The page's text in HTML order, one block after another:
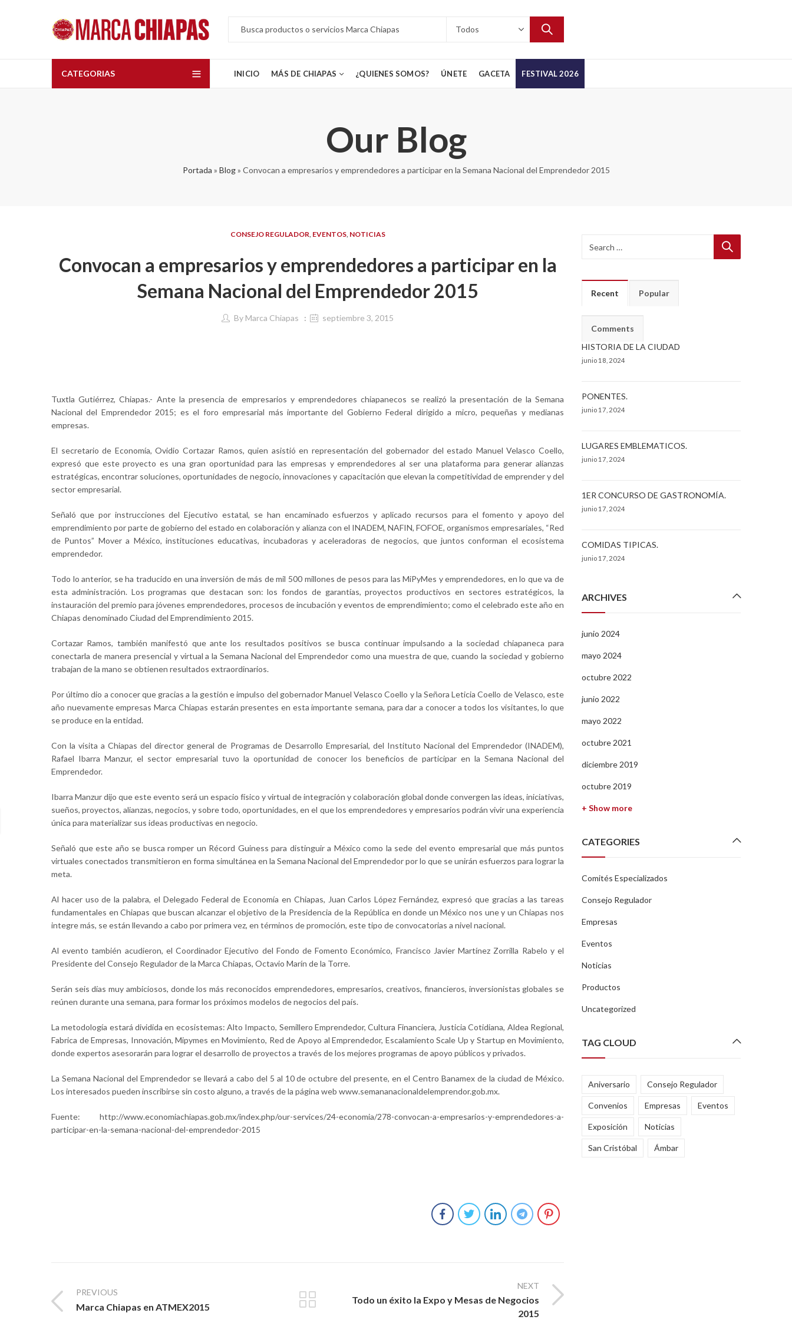
CATEGORIAS INICIO MÁS DE CHIAPAS ¿QUIENES SOMOS? ÚNETE GACETA FESTIVAL 2026
Our Blog
Portada » Blog» Convocan a empresarios y emprendedores a participar en la Semana Nacional del Emprendedor 2015
CONSEJO REGULADOR, EVENTOS, NOTICIAS
Convocan a empresarios y emprendedores a participar en la
Semana Nacional del Emprendedor 2015
By Marca Chiapas septiembre 3, 2015
Tuxtla Gutiérrez, Chiapas.- Ante la presencia de empresarios y emprendedores chiapanecos se realizó la presentación de la Semana
Nacional del Emprendedor 2015; es el foro empresarial más importante del Gobierno Federal dirigido a micro, pequeñas y medianas
empresas.
El secretario de Economía, Ovidio Cortazar Ramos, quien asistió en representación del gobernador del estado Manuel Velasco Coello,
expresó que este proyecto es una gran oportunidad para las empresas y emprendedores al ser una plataforma para generar alianzas
estratégicas, encontrar soluciones, oportunidades de negocio, innovaciones y capacitación que elevan la competitividad de emprender y del
sector empresarial.
Señaló que por instrucciones del Ejecutivo estatal, se han encaminado esfuerzos y aplicado recursos para el fomento y apoyo del
emprendimiento por parte de gobierno del estado en colaboración y alianza con el INADEM, NAFIN, FOFOE, organismos empresariales, “Red
de Puntos” Mover a México, instituciones educativas, incubadoras y aceleradoras de negocios, que juntos conforman el ecosistema
emprendedor.
Todo lo anterior, se ha traducido en una inversión de más de mil 500 millones de pesos para las MiPyMes y emprendedores, en lo que va de
esta administración. Los programas que destacan son: los fondos de garantías, proyectos productivos en sectores estratégicos, la
instauración del premio para jóvenes emprendedores, procesos de incubación y eventos de emprendimiento; como el celebrado este año en
Chiapas denominado Ciudad del Emprendimiento 2015.
Cortazar Ramos, también manifestó que ante los resultados positivos se busca continuar impulsando a la sociedad chiapaneca para
conectarla de manera presencial y virtual a la Semana Nacional del Emprendedor como una muestra de que, cuando la sociedad y gobierno
trabajan de la mano se obtienen resultados extraordinarios.
Por último dio a conocer que gracias a la gestión e impulso del gobernador Manuel Velasco Coello y la Señora Leticia Coello de Velasco, este
año nuevamente empresas Marca Chiapas estarán presentes en esta importante semana, para dar a conocer a todos los visitantes, lo que
se produce en la entidad.
Con la visita a Chiapas del director general de Programas de Desarrollo Empresarial, del Instituto Nacional del Emprendedor (INADEM),
Rafael Ibarra Manzur, el sector empresarial tuvo la oportunidad de conocer los beneficios de participar en la Semana Nacional del
Emprendedor.
Ibarra Manzur dijo que este evento será un espacio físico y virtual de integración y colaboración global donde convergen las ideas, iniciativas,
sueños, proyectos, alianzas, negocios, y sobre todo, oportunidades, en el que los emprendedores y empresarios podrán vivir una experiencia
única para materializar sus ideas productivas en negocio.
Señaló que este año se busca romper un Récord Guiness para distinguir a México como la sede del evento empresarial que más puntos
virtuales conectados transmitieron en forma simultánea en la Semana Nacional del Emprendedor por lo que se unirán esfuerzos para lograr la
meta.
Al hacer uso de la palabra, el Delegado Federal de Economía en Chiapas, Juan Carlos López Fernández, expresó que gracias a las tareas
fundamentales en Chiapas que buscan alcanzar el objetivo de la Presidencia de la República en donde un México nos une y un Chiapas nos
integre más, se están llevando a cabo por primera vez, en términos de promoción, este tipo de convocatorias a nivel nacional.
Al evento también acudieron, el Coordinador Ejecutivo del Fondo de Fomento Económico, Francisco Javier Martínez Zorrilla Rabelo y el
Presidente del Consejo Regulador de la Marca Chiapas, Octavio Marín de la Torre.
Serán seis días muy ambiciosos, donde los más reconocidos emprendedores, empresarios, creativos, financieros, inversionistas globales se
reúnen durante una semana, para formar los próximos modelos de negocios del país.
La metodología estará dividida en ecosistemas: Alto Impacto, Semillero Emprendedor, Cultura Financiera, Justicia Cotidiana, Aldea Regional,
Fabrica de Empresas, Innovación, Mipymes en Movimiento, Red de Apoyo al Emprendedor, Escalamiento Scale Up y Startup en Movimiento,
donde expertos asesorarán para lograr el desarrollo de proyectos a través de los mejores programas de apoyo públicos y privados.
La Semana Nacional del Emprendedor se llevará a cabo del 5 al 10 de octubre del presente, en el Centro Banamex de la ciudad de México.
Los interesados pueden inscribirse sin costo alguno, a través de la página web www.semananacionaldelemprendor.gob.mx.
Fuente: http://www.economiachiapas.gob.mx/index.php/our-services/24-economia/278-convocan-a-empresarios-y-emprendedores-a-
participar-en-la-semana-nacional-del-emprendedor-2015
PREVIOUS
Marca Chiapas en ATMEX2015
NEXT
Todo un éxito la Expo y Mesas de Negocios
2015
Recent Popular
Comments
HISTORIA DE LA CIUDAD
junio 18, 2024
PONENTES.
junio 17, 2024
LUGARES EMBLEMATICOS.
junio 17, 2024
1ER CONCURSO DE GASTRONOMÍA.
junio 17, 2024
COMIDAS TIPICAS.
junio 17, 2024
ARCHIVES
junio 2024
mayo 2024
octubre 2022
junio 2022
mayo 2022
octubre 2021
diciembre 2019
octubre 2019
+ Show more
CATEGORIES
Comités Especializados
Consejo Regulador
Empresas
Eventos
Noticias
Productos
Uncategorized
TAG CLOUD
Aniversario Consejo Regulador
Convenios Empresas Eventos
Exposición Noticias
San Cristóbal Ámbar